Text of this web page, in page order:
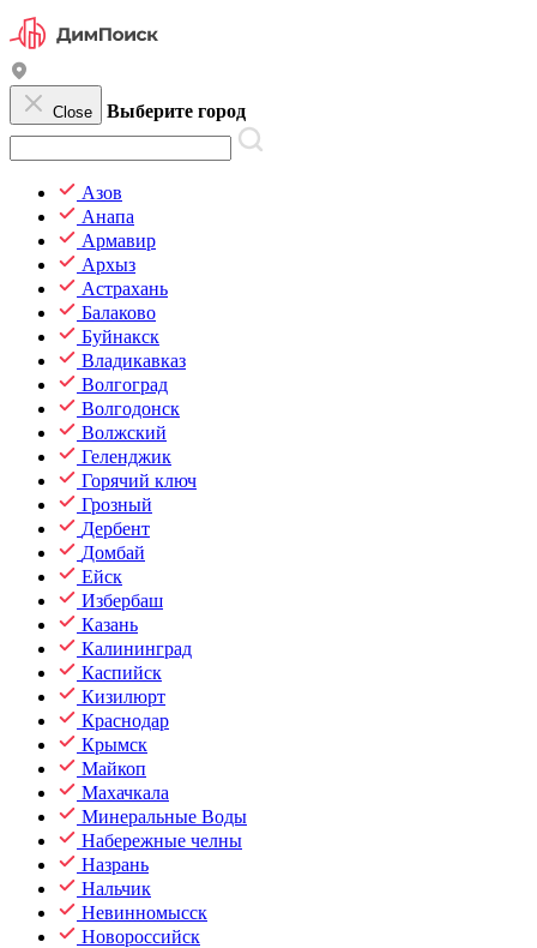
Close Выберите город
Азов
Анапа
Армавир
Архыз
Астрахань
Балаково
Буйнакск
Владикавказ
Волгоград
Волгодонск
Волжский
Геленджик
Горячий ключ
Грозный
Дербент
Домбай
Ейск
Избербаш
Казань
Калининград
Каспийск
Кизилюрт
Краснодар
Крымск
Майкоп
Махачкала
Минеральные Воды
Набережные челны
Назрань
Нальчик
Невинномысск
Новороссийск